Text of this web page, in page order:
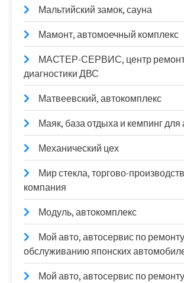
Мальтийский замок, сауна
Мамонт, автомоечный комплекс
МАСТЕР-СЕРВИС, центр
диагностики ДВС
Матвеевский, автокомплекс
Маяк, база отдыха и кемпинг
Механический цех
Мир стекла, торгово-
компания
Модуль, автокомплекс
Мой авто, автосервис по
обслуживанию японских
Мой авто, автосервис по